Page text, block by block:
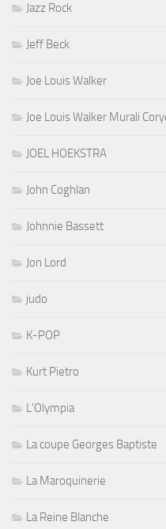
Jazz Rock
Jeff Beck
Joe Louis Walker
Joe Louis Walker Murali
JOEL HOEKSTRA
John Coghlan
Johnnie Bassett
Jon Lord
judo
K-POP
Kurt Pietro
L'Olympia
La coupe Georges Baptiste
La Maroquinerie
La Reine Blanche